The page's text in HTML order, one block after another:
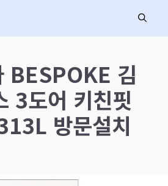
BESPOKE 김
3도어 키친핏
방문설치